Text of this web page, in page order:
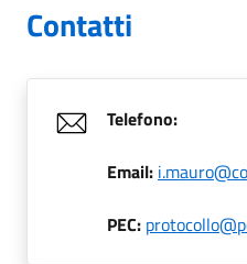
Contatti
Telefono:
Email:
PEC: